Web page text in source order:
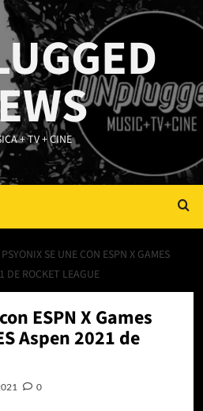
+ TV + CINE
PSYONIX SE UNE CON ESPN X GAMES
DE ROCKET LEAGUE
ESPN X Games
Aspen 2021 de
0